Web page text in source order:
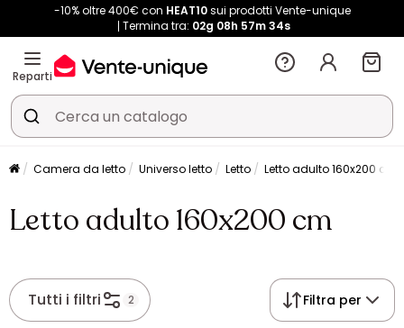
-10% oltre 400€ con HEAT10sui prodotti Vente-unique
Termina tra: 02g 08h 57m 32s
Reparti
Camera da letto Universo letto Letto Letto adulto 160x200 cm
Letto adulto 160x200 cm
Tutti i filtri 2 Filtra per